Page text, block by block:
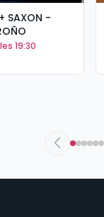
SAXON -
19:30